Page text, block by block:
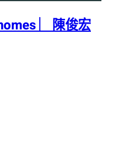
︳陳俊宏